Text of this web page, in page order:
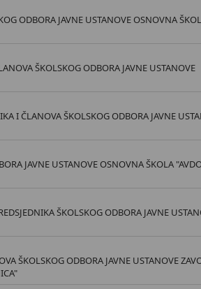
ODBORA JAVNE USTANOVE OSNOVNA
ŠKOLSKOG ODBORA JAVNE USTANOVE
I ČLANOVA ŠKOLSKOG ODBORA JAVNE
JAVNE USTANOVE OSNOVNA ŠKOLA
ŠKOLSKOG ODBORA JAVNE
ŠKOLSKOG ODBORA JAVNE USTANOVE